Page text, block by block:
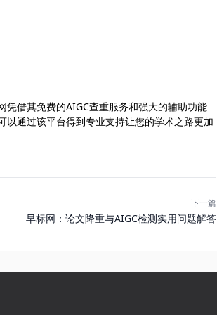
借其免费的AIGC查重服务和强大的辅助功能
通过该平台得到专业支持让您的学术之路更加
下一篇
早标网：论文降重与AIGC检测实用问题解答